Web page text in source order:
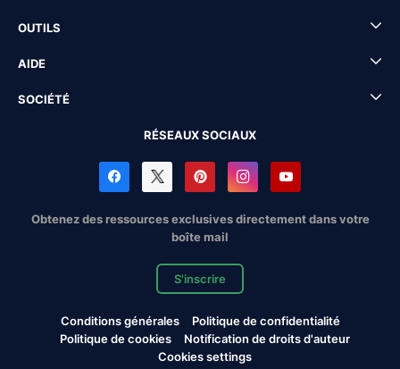
OUTILS
AIDE
SOCIÉTÉ
RÉSEAUX SOCIAUX
Obtenez des ressources exclusives directement dans votre
boîte mail
S'inscrire
Conditions générales
Politique de confidentialité
Politique de cookies
Notification de droits d'auteur
Cookies settings